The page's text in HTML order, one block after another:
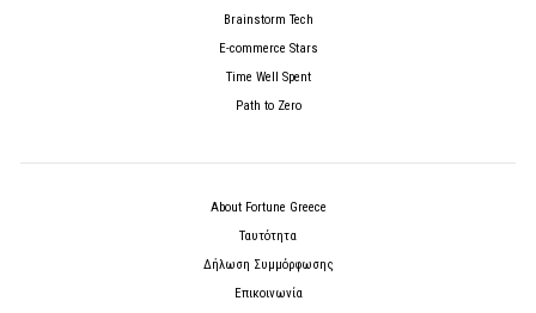
Brainstorm Tech
E-commerce Stars
Time Well Spent
Path to Zero
About Fortune Greece
Ταυτότητα
Δήλωση Συμμόρφωσης
Επικοινωνία